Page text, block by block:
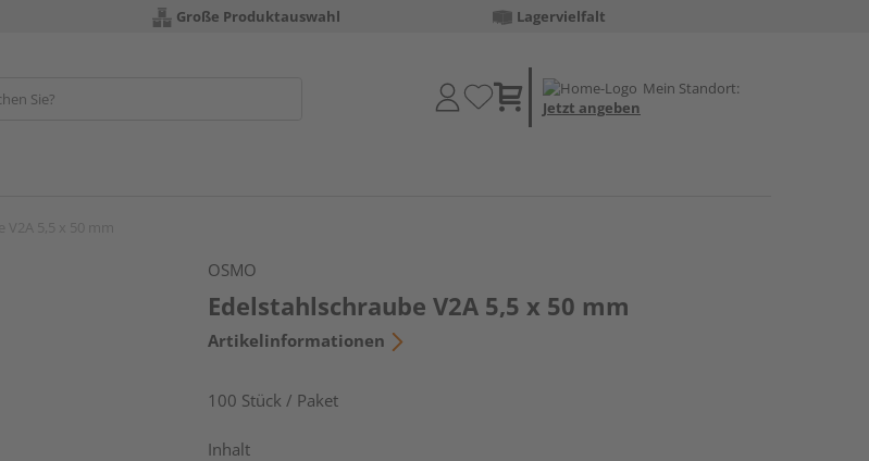
Große Produktauswahl Lagervielfalt
Mein Standort:
Jetzt angeben
OSMO
Edelstahlschraube V2A 5,5 x 50 mm
Artikelinformationen
100 Stück / Paket
Inhalt